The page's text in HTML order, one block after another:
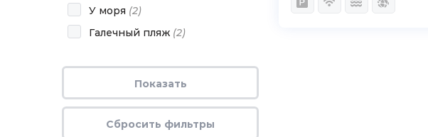
У моря (2)
Галечный пляж (2)